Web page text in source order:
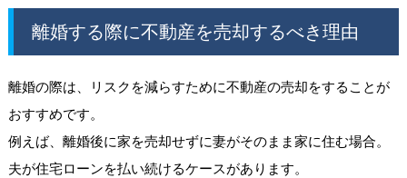
離婚する際に不動産を売却するべき理由
離婚の際は、リスクを減らすために不動産の売却をすることが
おすすめです。
例えば、離婚後に家を売却せずに妻がそのまま家に住む場合。
夫が住宅ローンを払い続けるケースがあります。